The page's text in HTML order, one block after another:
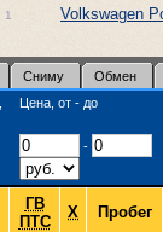
1 Volkswagen
Сниму
Обмен
Цена, от - до
-
ГВ
ПТС
Х Пробег